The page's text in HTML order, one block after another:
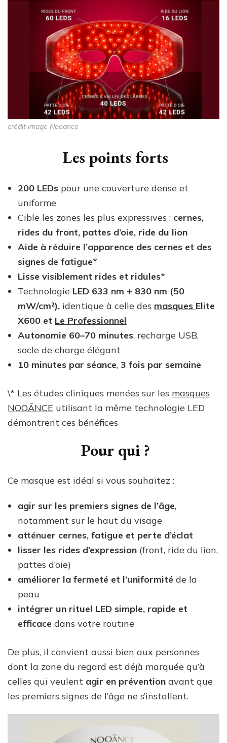
crédit image Nooance
Les points forts
200 LEDs pour une couverture dense et
uniforme
Cible les zones les plus expressives : cernes,
rides du front, pattes d’oie, ride du lion
Aide à réduire l’apparence des cernes et des
signes de fatigue*
Lisse visiblement rides et ridules*
Technologie LED 633 nm + 830 nm (50
mW/cm²), identique à celle des masques Elite
X600 et Le Professionnel
Autonomie 60–70 minutes, recharge USB,
socle de charge élégant
10 minutes par séance, 3 fois par semaine
\* Les études cliniques menées sur les masques
NOOĀNCE utilisant la même technologie LED
démontrent ces bénéfices
Pour qui ?
Ce masque est idéal si vous souhaitez :
agir sur les premiers signes de l’âge,
notamment sur le haut du visage
atténuer cernes, fatigue et perte d’éclat
lisser les rides d’expression (front, ride du lion,
pattes d’oie)
améliorer la fermeté et l’uniformité de la
peau
intégrer un rituel LED simple, rapide et
efficace dans votre routine
De plus, il convient aussi bien aux personnes
dont la zone du regard est déjà marquée qu’à
celles qui veulent agir en prévention avant que
les premiers signes de l’âge ne s’installent.